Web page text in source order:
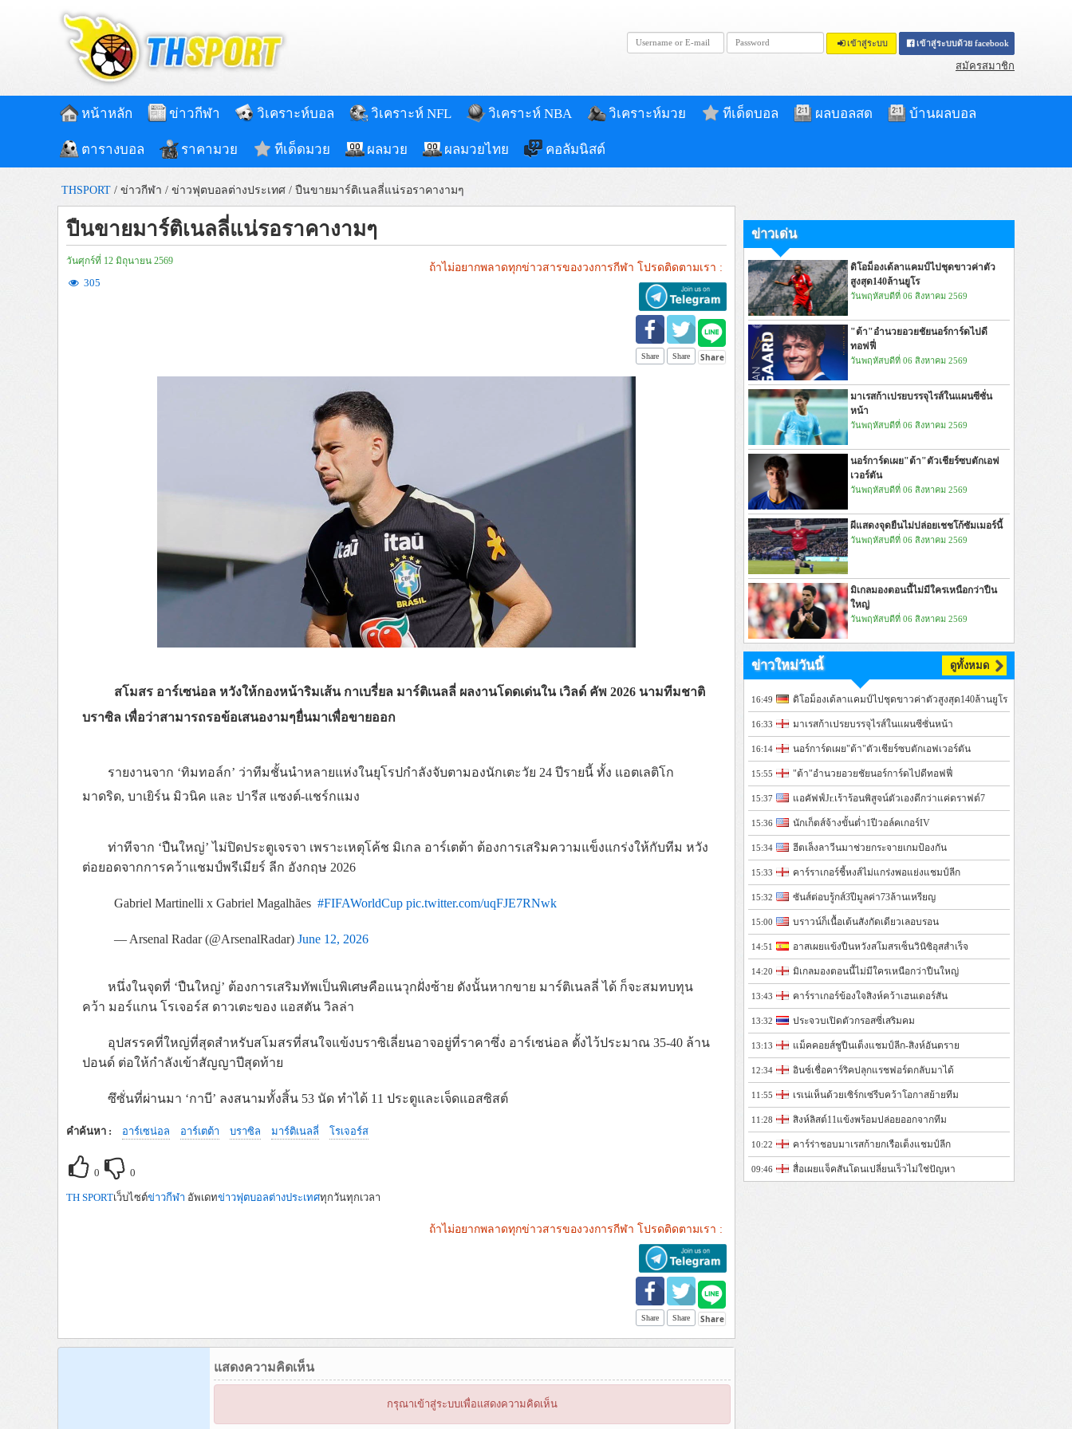
เข้าสู่ระบบ เข้าสู่ระบบด้วย facebook
สมัครสมาชิก
หน้าหลัก ข่าวกีฬา วิเคราะห์บอล วิเคราะห์ NFL วิเคราะห์ NBA วิเคราะห์มวย ทีเด็ดบอล ผลบอลสด บ้านผลบอล
ตารางบอล ราคามวย ทีเด็ดมวย ผลมวย ผลมวยไทย คอลัมนิสต์
THSPORT / ข่าวกีฬา / ข่าวฟุตบอลต่างประเทศ / ปืนขายมาร์ติเนลลี่แน่รอราคางามๆ
ปืนขายมาร์ติเนลลี่แน่รอราคางามๆ
วันศุกร์ที่ 12 มิถุนายน 2569
305
ถ้าไม่อยากพลาดทุกข่าวสารของวงการกีฬา โปรดติดตามเรา :
Share Share
สโมสร อาร์เซน่อล หวังให้กองหน้าริมเส้น กาเบรี่ยล มาร์ติเนลลี่ ผลงานโดดเด่นใน เวิลด์ คัพ 2026 นามทีมชาติ
บราซิล เพื่อว่าสามารถรอข้อเสนองามๆยื่นมาเพื่อขายออก
รายงานจาก ‘ทิมทอล์ก’ ว่าทีมชั้นนำหลายแห่งในยุโรปกำลังจับตามองนักเตะวัย 24 ปีรายนี้ ทั้ง แอตเลติโก
มาดริด, บาเยิร์น มิวนิค และ ปารีส แซงต์-แชร์กแมง
ท่าทีจาก ‘ปืนใหญ่’ ไม่ปิดประตูเจรจา เพราะเหตุโค้ช มิเกล อาร์เตต้า ต้องการเสริมความแข็งแกร่งให้กับทีม หวัง
ต่อยอดจากการคว้าแชมป์พรีเมียร์ ลีก อังกฤษ 2026
Gabriel Martinelli x Gabriel Magalhães #FIFAWorldCup pic.twitter.com/uqFJE7RNwk
— Arsenal Radar (@ArsenalRadar) June 12, 2026
หนึ่งในจุดที่ ‘ปืนใหญ่’ ต้องการเสริมทัพเป็นพิเศษคือแนวุกฝั่งซ้าย ดังนั้นหากขาย มาร์ติเนลลี่ ได้ ก็จะสมทบทุน
คว้า มอร์แกน โรเจอร์ส ดาวเตะของ แอสตัน วิลล่า
อุปสรรคที่ใหญ่ที่สุดสำหรับสโมสรที่สนใจแข้งบราซิเลี่ยนอาจอยู่ที่ราคาซึ่ง อาร์เซน่อล ตั้งไว้ประมาณ 35-40 ล้าน
ปอนด์ ต่อให้กำลังเข้าสัญญาปีสุดท้าย
ซึซั่นที่ผ่านมา ‘กาบี’ ลงสนามทั้งสิ้น 53 นัด ทำได้ 11 ประตูและเจ็ดแอสซิสต์
คำค้นหา : อาร์เซน่อล อาร์เตต้า บราซิล มาร์ติเนลลี่ โรเจอร์ส
0 0
TH SPORTเว็บไซต์ข่าวกีฬา อัพเดทข่าวฟุตบอลต่างประเทศทุกวันทุกเวลา
ถ้าไม่อยากพลาดทุกข่าวสารของวงการกีฬา โปรดติดตามเรา :
Share Share
แสดงความคิดเห็น
กรุณาเข้าสู่ระบบเพื่อแสดงความคิดเห็น
ข่าวเด่น
ดิโอม็องเด้ลาแคมป์ไปชุดขาวค่าตัว
สูงสุด140ล้านยูโร
วันพฤหัสบดีที่ 06 สิงหาคม 2569
"ต้า"อำนวยอวยชัยนอร์การ์ดไปดี
ทอฟฟี่
วันพฤหัสบดีที่ 06 สิงหาคม 2569
มาเรสก้าเปรยบรรจุไรส์ในแผนซีซั่น
หน้า
วันพฤหัสบดีที่ 06 สิงหาคม 2569
นอร์การ์ดเผย"ต้า"ตัวเชียร์ซบตักเอฟ
เวอร์ตัน
วันพฤหัสบดีที่ 06 สิงหาคม 2569
ผีแสดงจุดยืนไม่ปล่อยเชชโก้ซัมเมอร์นี้
วันพฤหัสบดีที่ 06 สิงหาคม 2569
มิเกลมองตอนนี้ไม่มีใครเหนือกว่าปืน
ใหญ่
วันพฤหัสบดีที่ 06 สิงหาคม 2569
ข่าวใหม่วันนี้ ดูทั้งหมด
16:49 ดิโอม็องเด้ลาแคมป์ไปชุดขาวค่าตัวสูงสุด140ล้านยูโร
16:33 มาเรสก้าเปรยบรรจุไรส์ในแผนซีซั่นหน้า
16:14 นอร์การ์ดเผย"ต้า"ตัวเชียร์ซบตักเอฟเวอร์ตัน
15:55 "ต้า"อำนวยอวยชัยนอร์การ์ดไปดีทอฟฟี่
15:37 แอคัฟฟ์Jr.เร้าร้อนพิสูจน์ตัวเองดีกว่าแค่ดราฟต์7
15:36 นักเก็ตส์จ้างขั้นต่ำ1ปีวอล์คเกอร์IV
15:34 ฮีตเล็งลาวีนมาช่วยกระจายเกมป้องกัน
15:33 คาร์ราเกอร์ชี้หงส์ไม่แกร่งพอแย่งแชมป์ลีก
15:32 ซันส์ต่อบรู้กส์3ปีมูลค่า73ล้านเหรียญ
15:00 บราวน์ก็เนื้อเต้นสังกัดเดียวเลอบรอน
14:51 อาสเผยแข้งปืนหวังสโมสรเซ็นวินิซิอุสสำเร็จ
14:20 มิเกลมองตอนนี้ไม่มีใครเหนือกว่าปืนใหญ่
13:43 คาร์ราเกอร์ข้องใจสิงห์คว้าเฮนเดอร์สัน
13:32 ประจวบเปิดตัวกรอสซี่เสริมคม
13:13 แม็คคอยส์ชูปืนเต็งแชมป์ลีก-สิงห์อันตราย
12:34 อินซ์เชื่อคาร์ริคปลุกแรชฟอร์ดกลับมาได้
11:55 เรเน่เห็นด้วยเซิร์กเซ่รีบคว้าโอกาสย้ายทีม
11:28 สิงห์ลิสต์11แข้งพร้อมปล่อยออกจากทีม
10:22 คาร์ร่าชอบมาเรสก้ายกเรือเต็งแชมป์ลีก
09:46 สื่อเผยแจ็คสันโดนเปลี่ยนเร็วไม่ใช่ปัญหา